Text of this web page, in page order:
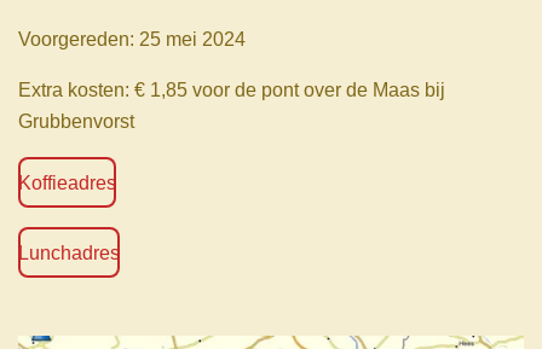
Voorgereden: 25 mei 2024
Extra kosten: € 1,85 voor de pont over de Maas bij
Grubbenvorst
Koffieadres
Lunchadres